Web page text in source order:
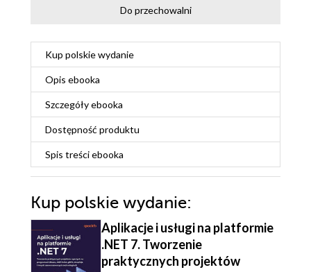
Do przechowalni
Kup polskie wydanie
Opis ebooka
Szczegółyebooka
Dostępność produktu
Spis treściebooka
Kup polskie wydanie:
Aplikacje i usługi na platformie
.NET 7. Tworzenie
praktycznych projektów